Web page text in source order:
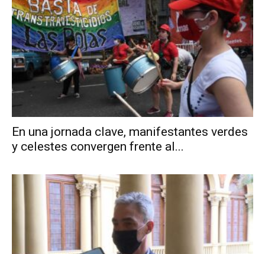
En una jornada clave, manifestantes verdes
y celestes convergen frente al...